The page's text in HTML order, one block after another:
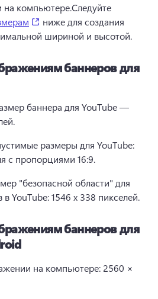
на компьютере.Следуйте
(opens in a new tab)
ниже для создания
шириной и высотой.
баннеров для
баннера для YouTube —
размеры для YouTube:
с пропорциями 16:9.
"безопасной области" для
в YouTube: 1546 х 338 пикселей.
баннеров для
на компьютере: 2560 ×